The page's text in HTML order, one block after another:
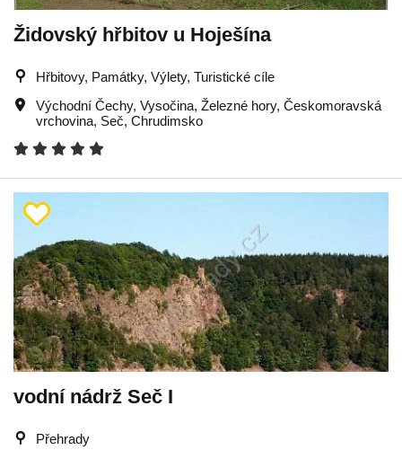
Židovský hřbitov u Hoješína
Hřbitovy, Památky, Výlety, Turistické cíle
Východní Čechy, Vysočina, Železné hory, Českomoravská
vrchovina, Seč, Chrudimsko
vodní nádrž Seč I
Přehrady